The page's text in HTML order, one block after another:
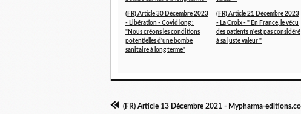
(FR) Article 30 Décembre 2023
- Libération - Covid long :
"Nous créons les conditions
potentielles d'une bombe
sanitaire à long terme"
(FR) Article 21 Décembre 2023
- La Croix - " En France, le vécu
des patients n'est pas considéré
à sa juste valeur "